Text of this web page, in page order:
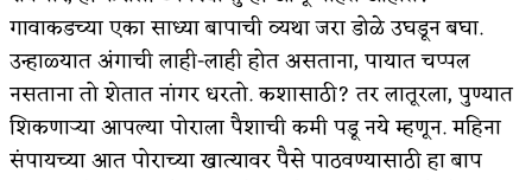
गावाकडच्या एका साध्या बापाची व्यथा जरा डोळे उघडून बघा.
उन्हाळ्यात अंगाची लाही-लाही होत असताना, पायात चप्पल
नसताना तो शेतात नांगर धरतो. कशासाठी? तर लातूरला, पुण्यात
शिकणाऱ्या आपल्या पोराला पैशाची कमी पडू नये म्हणून. महिना
संपायच्या आत पोराच्या खात्यावर पैसे पाठवण्यासाठी हा बाप